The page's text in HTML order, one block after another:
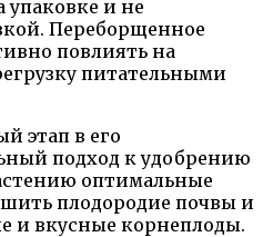
упаковке и не
Переборщенное
повлиять на
питательными
этап в его
подход к удобрению
оптимальные
плодородие почвы и
и вкусные корнеплоды.